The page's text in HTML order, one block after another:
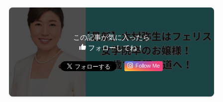
この記事が気に入ったら
フォローしてね！
Follow Me